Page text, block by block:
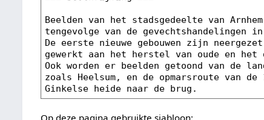
Op deze pagina gebruikte sjabloon: